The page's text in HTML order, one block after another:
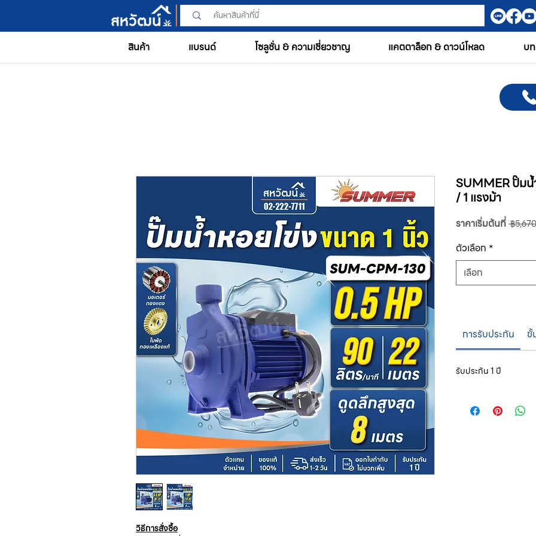
สินค้า แบรนด์ โซลูชั่น & ความเชี่ยวชาญ แคตตาล็อก & ดาวน์โหลด บ
วิธีการสั่งซื้อ
SUMMER ปั๊มน้
/ 1 แรงม้า
ราคาเริ่มต้นที่ ฿
ตัวเลือก *
เลือก
การรับประกัน ขั้
รับประกัน 1 ปี